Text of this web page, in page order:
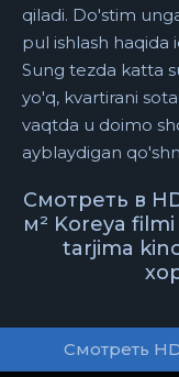
qiladi. Do'stim
pul ishlash haqida
Sung tezda katta
yo'q, kvartirani
vaqtda u doimo
ayblaydigan
Смотреть в
м² Koreya
tarjima
Смотреть